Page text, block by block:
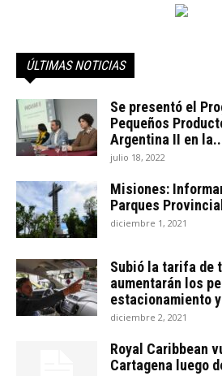
ÚLTIMAS NOTICIAS
Se presentó el
Pequeños
Argentina II en
julio 18, 2022
Misiones:
Parques
diciembre 1, 2021
Subió la tarifa de
aumentarán los
estacionamiento
diciembre 2, 2021
Royal Caribbean
Cartagena luego